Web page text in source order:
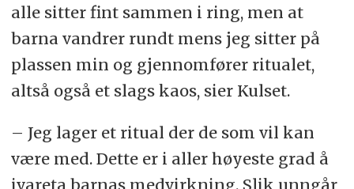
alle sitter fint sammen i ring, men at
barna vandrer rundt mens jeg sitter på
plassen min og gjennomfører ritualet,
altså også et slags kaos, sier Kulset.
– Jeg lager et ritual der de som vil kan
være med. Dette er i aller høyeste grad å
ivareta barnas medvirkning. Slik unngår